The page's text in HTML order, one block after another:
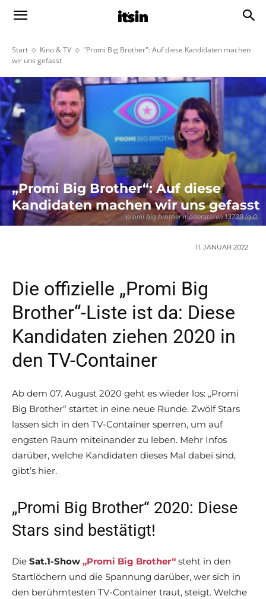
Start Kino & TV
"Promi Big Brother": Auf diese Kandidaten machen
wir uns gefasst
promi big brother moderatoren 13729 lg 0
„Promi Big Brother“: Auf diese
Kandidaten machen wir uns gefasst
11. JANUAR 2022
Die offizielle „Promi Big
Brother“-Liste ist da: Diese
Kandidaten ziehen 2020 in
den TV-Container
Ab dem 07. August 2020 geht es wieder los: „Promi
Big Brother“ startet in eine neue Runde. Zwölf Stars
lassen sich in den TV-Container sperren, um auf
engsten Raum miteinander zu leben. Mehr Infos
darüber, welche Kandidaten dieses Mal dabei sind,
gibt’s hier.
„Promi Big Brother“ 2020: Diese
Stars sind bestätigt!
Die Sat.1-Show „Promi Big Brother“ steht in den
Startlöchern und die Spannung darüber, wer sich in
den berühmtesten TV-Container traut, steigt. Welche